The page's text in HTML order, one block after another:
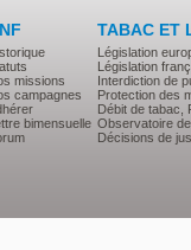
missions
campagnes
bimensuelle
TABAC ET
Législation
Législation
Interdiction de
Protection des
Débit de tabac,
Observatoire
Décisions de